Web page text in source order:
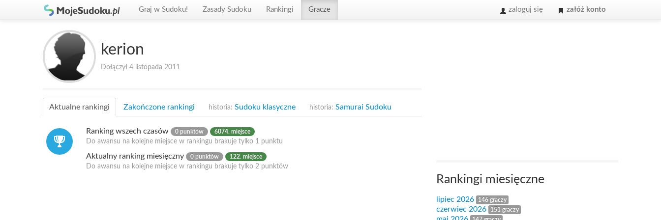
Graj w Sudoku! Zasady Sudoku Rankingi Gracze zaloguj się załóż konto
kerion
Dołączył 4 listopada 2011
Aktualne rankingi Zakończone rankingi historia: Sudoku klasyczne historia: Samurai Sudoku
Ranking wszech czasów 0 punktów 6074. miejsce
Do awansu na kolejne miejsce w rankingu brakuje tylko 1 punktu
Aktualny ranking miesięczny 0 punktów 122. miejsce
Do awansu na kolejne miejsce w rankingu brakuje tylko 2 punktów
Rankingi miesięczne
lipiec 2026 146 graczy
czerwiec 2026 151 graczy